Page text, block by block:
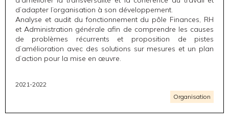
d’adapter l’organisation à son développement.
Analyse et audit du fonctionnement du pôle Finances, RH
et Administration générale afin de comprendre les causes
de problèmes récurrents et proposition de pistes
d’amélioration avec des solutions sur mesures et un plan
d’action pour la mise en œuvre.
2021-2022
Organisation